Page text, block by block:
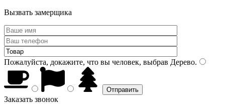
Вызвать замерщика
Пожалуйста, докажите, что вы человек, выбрав Дерево.
Заказать звонок